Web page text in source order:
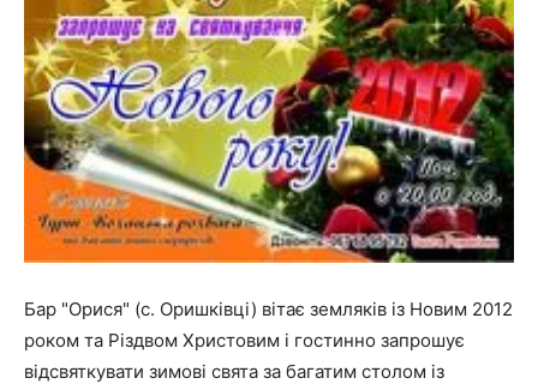
Бар "Орися" (с. Оришківці) вітає земляків із Новим 2012
роком та Різдвом Христовим і гостинно запрошує
відсвяткувати зимові свята за багатим столом із